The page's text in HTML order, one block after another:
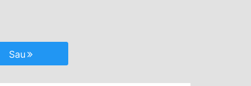
Sau